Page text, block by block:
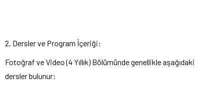
2. Dersler ve Program İçeriği:
Fotoğraf ve Video (4 Yıllık) Bölümünde genellikle aşağıdaki
dersler bulunur: